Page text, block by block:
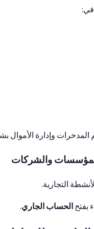
في:
وإدارة الأموال
التجارية.
بفتحالحساب الجاري.